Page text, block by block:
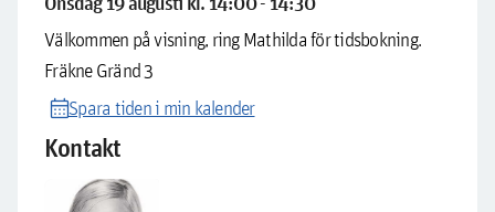
Välkommen på visning, ring Mathilda för tidsbokning.
Fräkne Gränd 3
calendar_monthSpara tiden i min kalender
Kontakt